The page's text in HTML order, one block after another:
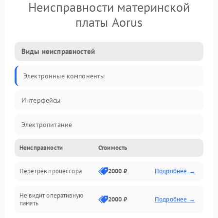
Неисправности материнской
платы Aorus
Виды неисправностей
Электронные компоненты
Интерфейсы
Электропитание
Корпус/Герметичность
Механика
ПО/Микропрограмма
Неисправности Стоимость
Перегрев процессора 2000 ₽ Подробнее →
Не видит оперативную
память
2000 ₽ Подробнее →